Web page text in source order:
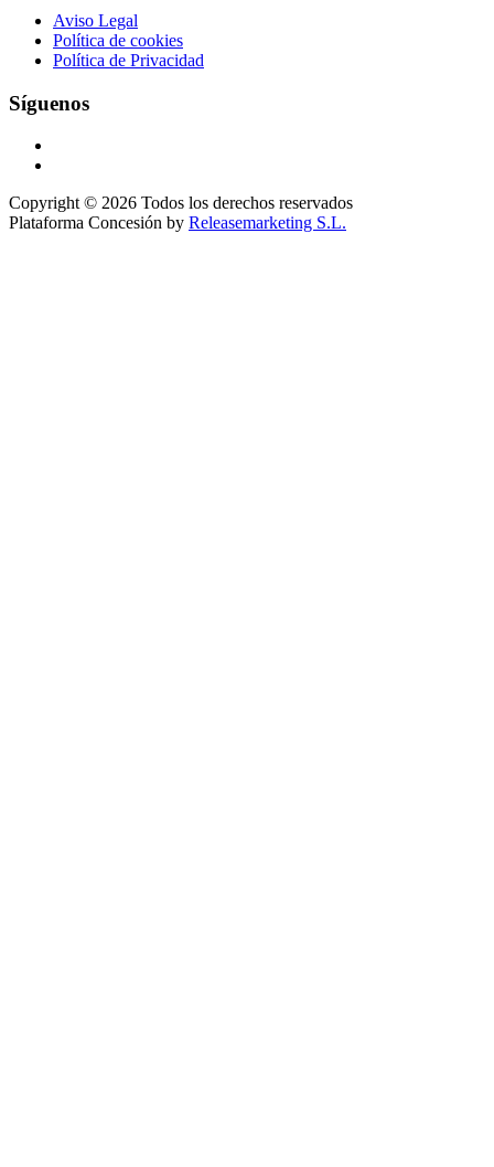
Aviso Legal
Política de cookies
Política de Privacidad
Síguenos
Copyright © 2026 Todos los derechos reservados
Plataforma Concesión by Releasemarketing S.L.